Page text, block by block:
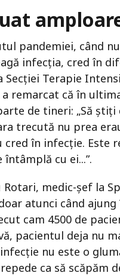
pandemiei, când
infecția, cred în
Secției Terapie
a remarcat că în
de tineri: „Să
trecută nu prea
în infecție. Este
cu ei...”.
Rotari, medic-șef la
atunci când
cam 4500 de
pacientul deja nu
nu este o
ca să